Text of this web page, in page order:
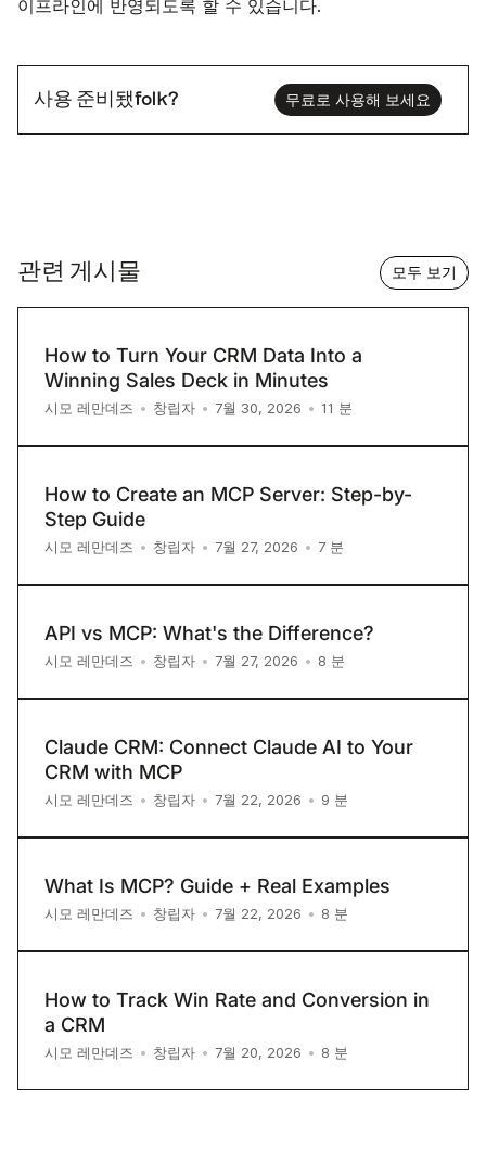
이프라인에 반영되도록 할 수 있습니다.
사용 준비됐folk? 무료로 사용해 보세요
관련 게시물 모두 보기
How to Turn Your CRM Data Into a
Winning Sales Deck in Minutes
시모 레만데즈 • 창립자 • 7월 30, 2026 • 11 분
How to Create an MCP Server: Step-by-
Step Guide
시모 레만데즈 • 창립자 • 7월 27, 2026 • 7 분
API vs MCP: What's the Difference?
시모 레만데즈 • 창립자 • 7월 27, 2026 • 8 분
Claude CRM: Connect Claude AI to Your
CRM with MCP
시모 레만데즈 • 창립자 • 7월 22, 2026 • 9 분
What Is MCP? Guide + Real Examples
시모 레만데즈 • 창립자 • 7월 22, 2026 • 8 분
How to Track Win Rate and Conversion in
a CRM
시모 레만데즈 • 창립자 • 7월 20, 2026 • 8 분